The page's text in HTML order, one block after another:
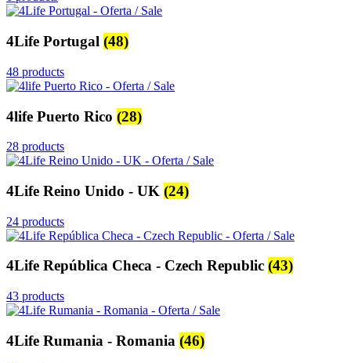
4Life Portugal (48)
48 products
4life Puerto Rico (28)
28 products
4Life Reino Unido - UK (24)
24 products
4Life República Checa - Czech Republic (43)
43 products
4Life Rumania - Romania (46)